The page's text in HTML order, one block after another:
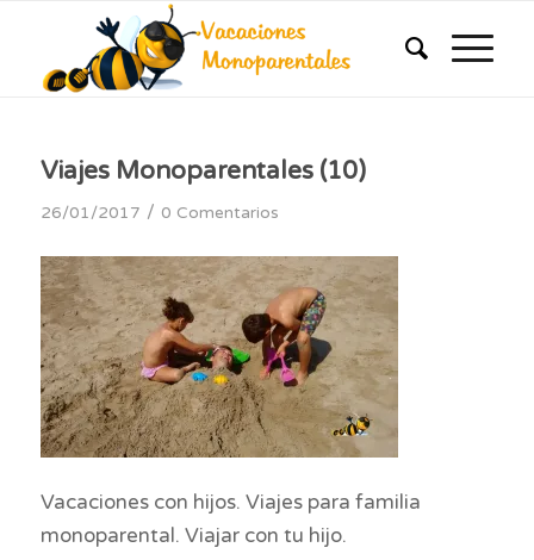
Viajes Monoparentales (10)
26/01/2017 / 0 Comentarios
Vacaciones con hijos. Viajes para familia
monoparental. Viajar con tu hijo.